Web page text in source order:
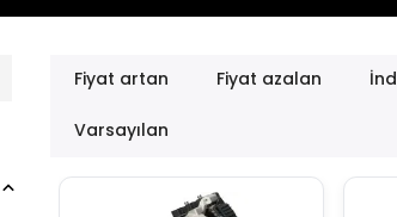
Fiyat artan Fiyat azalan
Varsayılan